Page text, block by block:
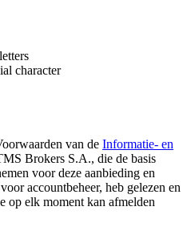
character
van de Informatie- en
Brokers S.A., die de basis
voor deze aanbieding en
accountbeheer, heb gelezen en
op elk moment kan afmelden